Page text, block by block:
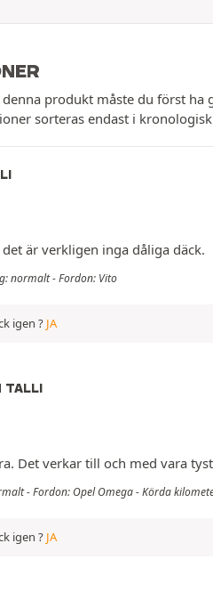
produkt måste du först
sorteras endast i
det är verkligen inga dåliga däck.
normalt - Fordon: Vito
igen ? JA
TALLI
Det verkar till och med vara
- Fordon: Opel Omega - Körda
igen ? JA